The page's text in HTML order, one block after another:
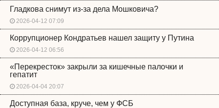
Гладкова снимут из-за дела Мошковича?
2026-04-12 07:09
Коррупционер Кондратьев нашел защиту у Путина
2026-04-12 06:56
«Перекресток» закрыли за кишечные палочки и
гепатит
2026-04-04 20:07
Доступная база, круче, чем у ФСБ